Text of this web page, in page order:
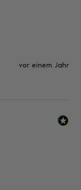
vor einem Jahr